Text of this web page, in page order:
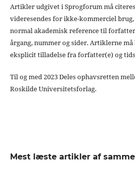
Artikler udgivet i Sprogforum må
videresendes for ikke-kommerciel
normal akademisk reference til
årgang, nummer og sider. Artiklerne
eksplicit tilladelse fra forfatter(e) og
Til og med 2023 Deles ophavsretten
Roskilde Universitetsforlag.
Mest læste artikler af